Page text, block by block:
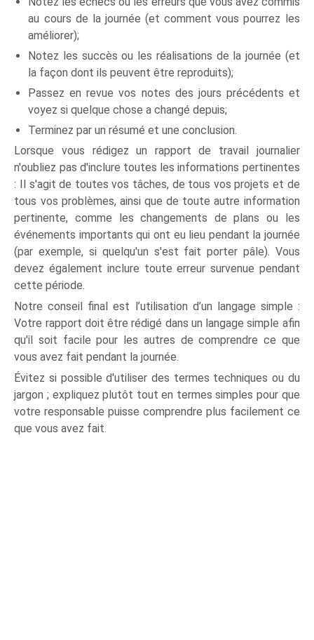
au cours de la journée (et comment vous pourrez les
améliorer);
Notez les succès ou les réalisations de la journée (et
la façon dont ils peuvent être reproduits);
Passez en revue vos notes des jours précédents et
voyez si quelque chose a changé depuis;
Terminez par un résumé et une conclusion.
Lorsque vous rédigez un rapport de travail journalier
n'oubliez pas d'inclure toutes les informations pertinentes
: Il s'agit de toutes vos tâches, de tous vos projets et de
tous vos problèmes, ainsi que de toute autre information
pertinente, comme les changements de plans ou les
événements importants qui ont eu lieu pendant la journée
(par exemple, si quelqu'un s'est fait porter pâle). Vous
devez également inclure toute erreur survenue pendant
cette période.
Notre conseil final est l’utilisation d’un langage simple :
Votre rapport doit être rédigé dans un langage simple afin
qu'il soit facile pour les autres de comprendre ce que
vous avez fait pendant la journée.
Évitez si possible d'utiliser des termes techniques ou du
jargon ; expliquez plutôt tout en termes simples pour que
votre responsable puisse comprendre plus facilement ce
que vous avez fait.